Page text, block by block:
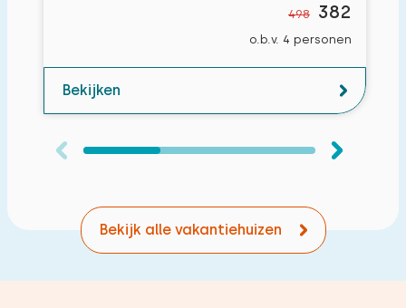
498 382
o.b.v. 4 personen
Bekijken
Bekijk alle vakantiehuizen